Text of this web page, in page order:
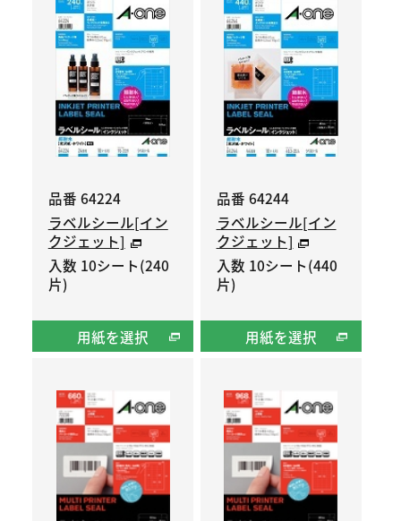
品番 64224
ラベルシール[イン
クジェット]
入数 10シート(240
片)
用紙を選択
品番 64244
ラベルシール[イン
クジェット]
入数 10シート(440
片)
用紙を選択